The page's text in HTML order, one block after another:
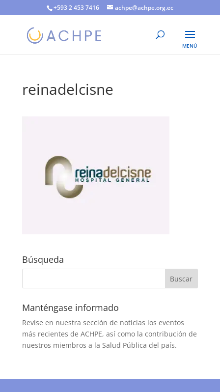
+593 2 453 7416 achpe@achpe.org.ec
reinadelcisne
Búsqueda
Manténgase informado
Revise en nuestra sección de noticias los eventos
más recientes de ACHPE, así como la contribución de
nuestros miembros a la Salud Pública del país.